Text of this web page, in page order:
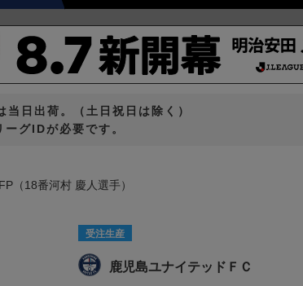
日出荷。（土日祝日は除く）
グIDが必要です。
（18番河村 慶人選手）
受注生産
鹿児島ユナイテッドＦＣ